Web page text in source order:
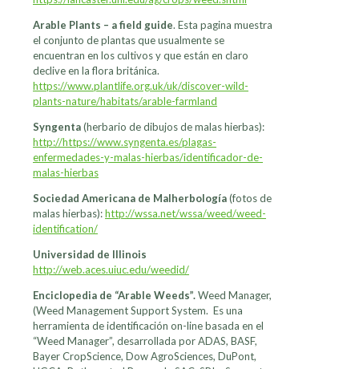
Arable Plants – a field guide. Esta pagina muestra
el conjunto de plantas que usualmente se
encuentran en los cultivos y que están en claro
declive en la flora británica.
https://www.plantlife.org.uk/uk/discover-wild-
plants-nature/habitats/arable-farmland
Syngenta(herbario de dibujos de malas hierbas):
http://https://www.syngenta.es/plagas-
enfermedades-y-malas-hierbas/identificador-de-
malas-hierbas
Sociedad Americana de Malherbología(fotos de
malas hierbas):http://wssa.net/wssa/weed/weed-
identification/
Universidad de Illinois
http://web.aces.uiuc.edu/weedid/
Enciclopedia de “Arable Weeds”.Weed Manager,
(Weed Management Support System. Es una
herramienta de identificación on-line basada en el
“Weed Manager”, desarrollada por ADAS, BASF,
Bayer CropScience, Dow AgroSciences, DuPont,